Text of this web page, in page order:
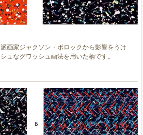
画家ジャクソン・ポロックから影響をうけ
ュなグワッシュ画法を用いた柄です。